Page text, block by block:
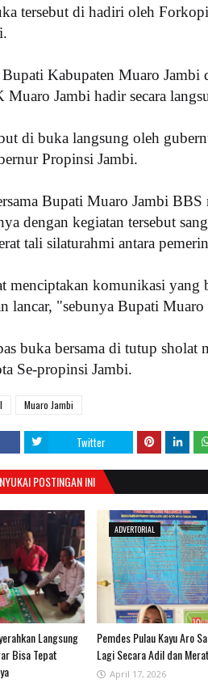
tersebut di hadiri oleh
Kabupaten Muaro Jambi
Jambi hadir secara
di buka langsung oleh
Propinsi Jambi.
Bupati Muaro Jambi BBS
dengan kegiatan tersebut
tali silaturahmi antara
menciptakan komunikasi yang
lancar, "sebunya Bupati Muaro
buka bersama di tutup sholat
Se-propinsi Jambi.
Muaro Jambi
Twitter
POSTINGAN INI
Langsung
Bisa Tepat
ADVERTORIAL
Pemdes Pulau Kayu Aro
Lagi Secara Adil dan
April 17, 2026